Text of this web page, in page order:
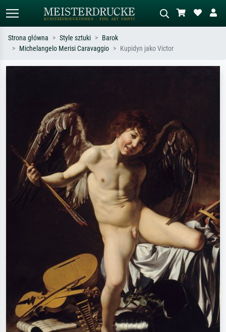
Strona główna Style sztuki
Barok
Michelangelo Merisi Caravaggio
Kupidyn jako Victor